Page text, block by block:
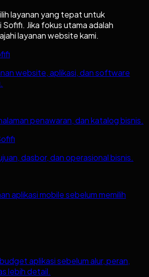
layanan yang tepat untuk
Sofifi. Jika fokus utama adalah
layanan website kami.
website, aplikasi, dan software
penawaran, dan katalog bisnis.
dasbor, dan operasional bisnis.
aplikasi mobile sebelum memilih
aplikasi sebelum alur, peran,
lebih detail.